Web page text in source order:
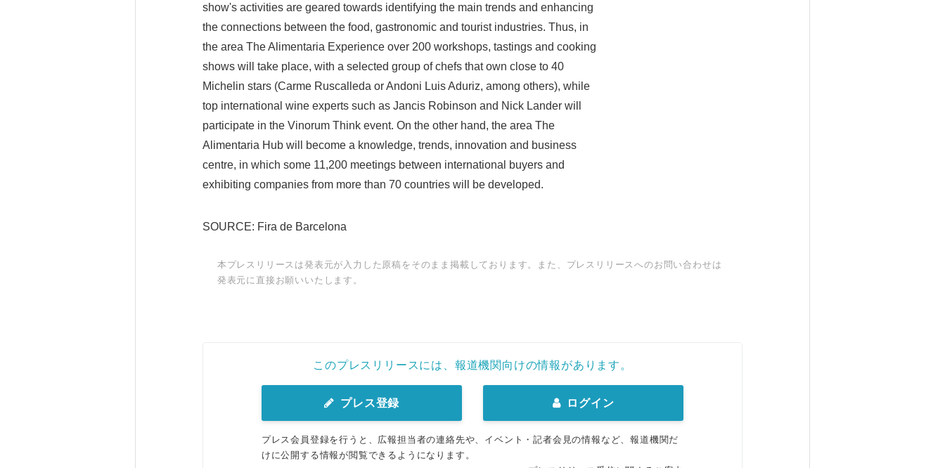
show's activities are geared towards identifying the main trends and enhancing
the connections between the food, gastronomic and tourist industries. Thus, in
the area The Alimentaria Experience over 200 workshops, tastings and cooking
shows will take place, with a selected group of chefs that own close to 40
Michelin stars (Carme Ruscalleda or Andoni Luis Aduriz, among others), while
top international wine experts such as Jancis Robinson and Nick Lander will
participate in the Vinorum Think event. On the other hand, the area The
Alimentaria Hub will become a knowledge, trends, innovation and business
centre, in which some 11,200 meetings between international buyers and
exhibiting companies from more than 70 countries will be developed.
SOURCE: Fira de Barcelona
本プレスリリースは発表元が入力した原稿をそのまま掲載しております。また、プレスリリースへのお問い合わせは
発表元に直接お願いいたします。
このプレスリリースには、報道機関向けの情報があります。
プレス登録 ログイン
プレス会員登録を行うと、広報担当者の連絡先や、イベント・記者会見の情報など、報道機関だ
けに公開する情報が閲覧できるようになります。